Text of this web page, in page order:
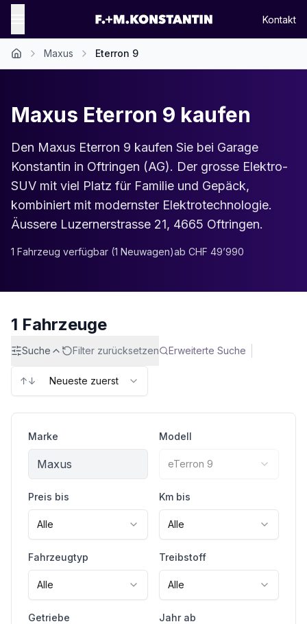
Kontakt
Maxus Eterron 9
Maxus Eterron 9 kaufen
Den Maxus Eterron 9 kaufen Sie bei Garage
Konstantin in Oftringen (AG). Der grosse Elektro-
SUV mit viel Platz für Familie und Gepäck,
kombiniert mit modernster Elektrotechnologie.
Äussere Luzernerstrasse 21, 4665 Oftringen.
1 Fahrzeug verfügbar (1 Neuwagen)ab CHF 49’990
1 Fahrzeuge
Suche Filter zurücksetzen Erweiterte Suche
↑↓ Neueste zuerst
Marke
Maxus
Modell
eTerron 9
Preis bis
Alle
Km bis
Alle
Fahrzeugtyp
Alle
Treibstoff
Alle
Getriebe Jahr ab